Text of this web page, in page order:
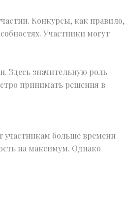
Конкурсы, как правило,
Участники могут
Здесь значительную роль
принимать решения в
больше времени
на максимум. Однако